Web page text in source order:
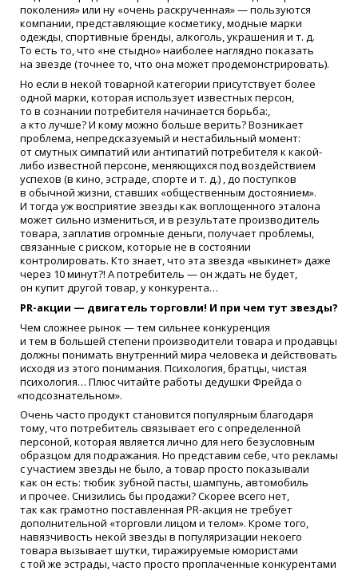
поколения» или ну «очень раскрученная» — пользуются
компании, представляющие косметику, модные марки
одежды, спортивные бренды, алкоголь, украшения и т. д.
То есть то, что «не стыдно» наиболее наглядно показать
на звезде (точнее то, что она может продемонстрировать).
Но если в некой товарной категории присутствует более
одной марки, которая использует известных персон,
то в сознании потребителя начинается борьба:,
а кто лучше? И кому можно больше верить? Возникает
проблема, непредсказуемый и нестабильный момент:
от смутных симпатий или антипатий потребителя к какой-
либо известной персоне, меняющихся под воздействием
успехов (в кино, эстраде, спорте и т. д.) , до поступков
в обычной жизни, ставших «общественным достоянием».
И тогда уж восприятие звезды как воплощенного эталона
может сильно измениться, и в результате производитель
товара, заплатив огромные деньги, получает проблемы,
связанные с риском, которые не в состоянии
контролировать. Кто знает, что эта звезда «выкинет» даже
через 10 минут?! А потребитель — он ждать не будет,
он купит другой товар, у конкурента…
PR-акции — двигатель торговли! И при чем тут звезды?
Чем сложнее рынок — тем сильнее конкуренция
и тем в большей степени производители товара и продавцы
должны понимать внутренний мира человека и действовать
исходя из этого понимания. Психология, братцы, чистая
психология… Плюс читайте работы дедушки Фрейда о
«подсознательном».
Очень часто продукт становится популярным благодаря
тому, что потребитель связывает его с определенной
персоной, которая является лично для него безусловным
образцом для подражания. Но представим себе, что рекламы
с участием звезды не было, а товар просто показывали
как он есть: тюбик зубной пасты, шампунь, автомобиль
и прочее. Снизились бы продажи? Скорее всего нет,
так как грамотно поставленная PR-акция не требует
дополнительной «торговли лицом и телом». Кроме того,
навязчивость некой звезды в популяризации некоего
товара вызывает шутки, тиражируемые юмористами
с той же эстрады, часто просто проплаченные конкурентами